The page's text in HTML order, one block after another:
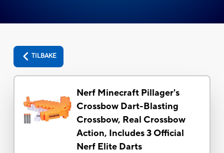
TILBAKE
Nerf Minecraft Pillager's
Crossbow Dart-Blasting
Crossbow, Real Crossbow
Action, Includes 3 Official
Nerf Elite Darts